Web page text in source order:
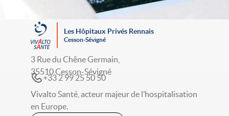
Les Hôpitaux Privés Rennais
Cesson-Sévigné
3 Rue du Chêne Germain,
35510 Cesson-Sévigné
+33 2 99 25 50 50
Vivalto Santé, acteur majeur de l’hospitalisation
en Europe.